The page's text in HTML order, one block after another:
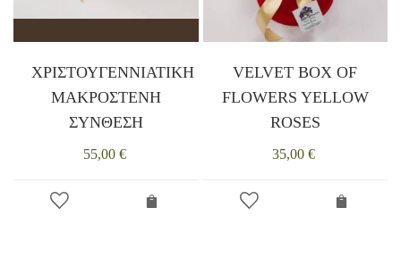
ΧΡΙΣΤΟΥΓΕΝΝΙΑΤΙΚΗ
ΜΑΚΡΟΣΤΕΝΗ
ΣΥΝΘΕΣΗ
55,00 €
VELVET BOX OF
FLOWERS YELLOW
ROSES
35,00€